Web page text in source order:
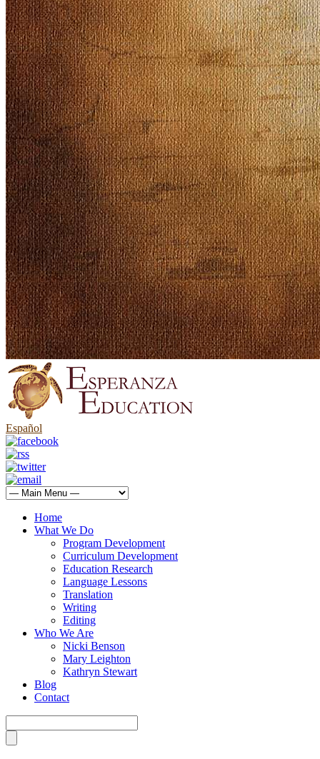
Español
Home
What We Do
Program Development
Curriculum Development
Education Research
Language Lessons
Translation
Writing
Editing
Who We Are
Nicki Benson
Mary Leighton
Kathryn Stewart
Blog
Contact